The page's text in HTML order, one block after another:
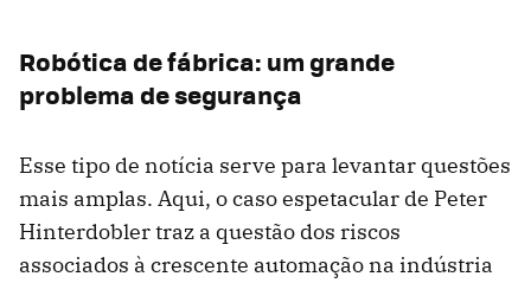
Robótica de fábrica: um grande
problema de segurança
Esse tipo de notícia serve para levantar questões
mais amplas. Aqui, o caso espetacular de Peter
Hinterdobler traz a questão dos riscos
associados à crescente automação na indústria